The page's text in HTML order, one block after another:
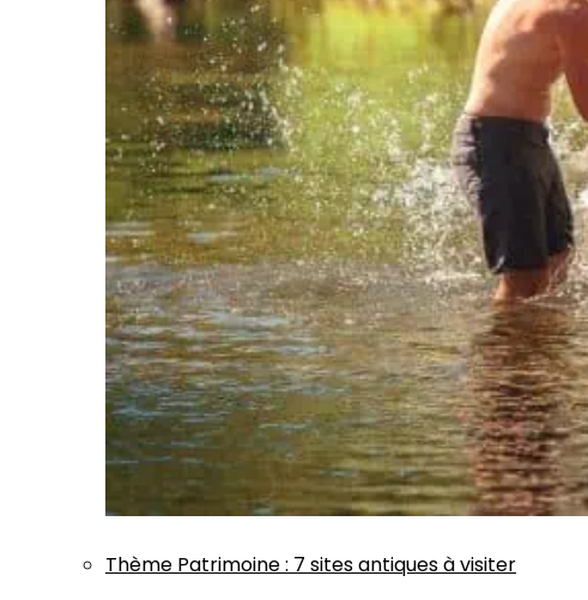
Thème Patrimoine: 7 sites antiques à visiter